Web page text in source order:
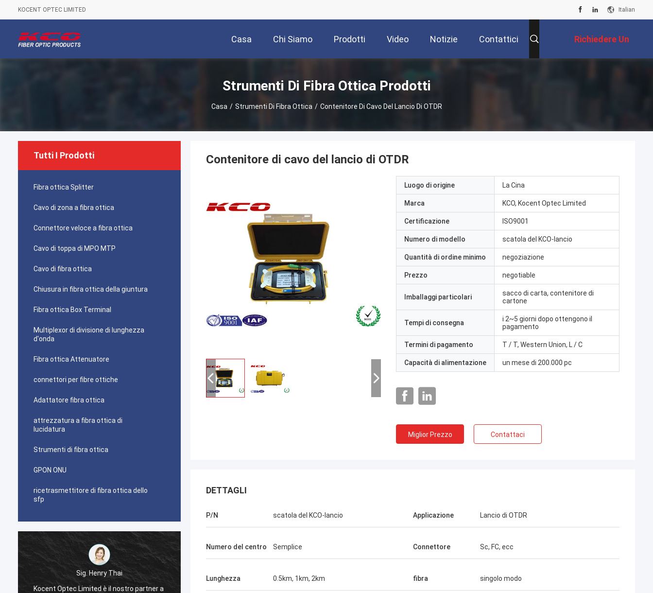
KOCENT OPTEC LIMITED Italian
Casa Chi Siamo Prodotti Video Notizie Contattici Richiedere Un
Preventivo
Strumenti Di Fibra Ottica Prodotti
Casa / Strumenti Di Fibra Ottica / Contenitore Di Cavo Del Lancio Di OTDR
Tutti I Prodotti
Fibra ottica Splitter
Cavo di zona a fibra ottica
Connettore veloce a fibra ottica
Cavo di toppa di MPO MTP
Cavo di fibra ottica
Chiusura in fibra ottica della giuntura
Fibra ottica Box Terminal
Multiplexor di divisione di lunghezza
d'onda
Fibra ottica Attenuatore
connettori per fibre ottiche
Adattatore fibra ottica
attrezzatura a fibra ottica di
lucidatura
Strumenti di fibra ottica
GPON ONU
ricetrasmettitore di fibra ottica dello
sfp
partner a
Sig. Pablo
Sono stato sorpreso quando ho fatto in
Kocent Optec Limited è uno dei nostri
Kocent Optec Limited è il nostro partner a
Contenitore di cavo del lancio di OTDR
Luogo di origine La Cina
Marca KCO, Kocent Optec Limited
Certificazione ISO9001
Numero di modello scatola del KCO-lancio
Quantità di ordine minimo negoziazione
Prezzo negotiable
Imballaggi particolari
sacco di carta, contenitore di
cartone
Tempi di consegna
i 2~5 giorni dopo ottengono il
pagamento
Termini di pagamento T / T, Western Union, L / C
Capacità di alimentazione un mese di 200.000 pc
Miglior Prezzo Contattaci
DETTAGLI
P/N scatola del KCO-lancio Applicazione Lancio di OTDR
Numero del centro Semplice Connettore Sc, FC, ecc
Lunghezza 0.5km, 1km, 2km fibra singolo modo